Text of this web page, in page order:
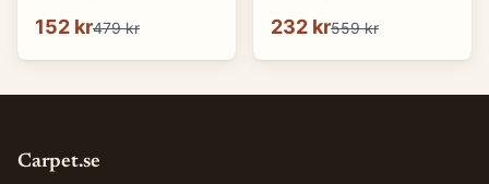
152 kr479 kr 232 kr559 kr
Carpet.se